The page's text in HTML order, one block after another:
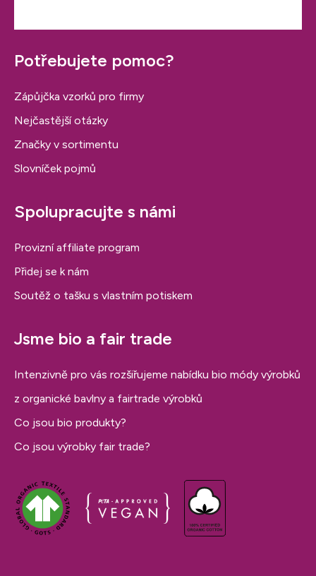
Potřebujete pomoc?
Zápůjčka vzorků pro firmy
Nejčastější otázky
Značky v sortimentu
Slovníček pojmů
Spolupracujte s námi
Provizní affiliate program
Přidej se k nám
Soutěž o tašku s vlastním potiskem
Jsme bio a fair trade
Intenzivně pro vás rozšiřujeme nabídku bio módy výrobků
z organické bavlny a fairtrade výrobků
Co jsou bio produkty?
Co jsou výrobky fair trade?